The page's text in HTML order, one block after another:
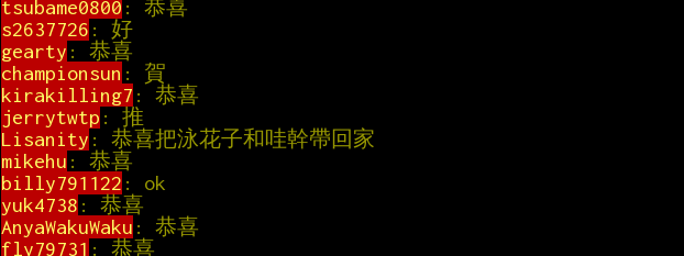
tsubame0800 : 恭喜
s2637726 : 好
gearty : 恭喜
championsun : 賀
kirakilling7 : 恭喜
jerrytwtp : 推
Lisanity : 恭喜把泳花子和哇幹帶回家
mikehu : 恭喜
billy791122 : ok
yuk4738 : 恭喜
AnyaWakuWaku : 恭喜
fly79731 : 恭喜